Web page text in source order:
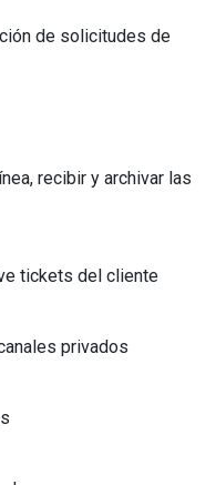
de solicitudes de
recibir y archivar las
tickets del cliente
privados